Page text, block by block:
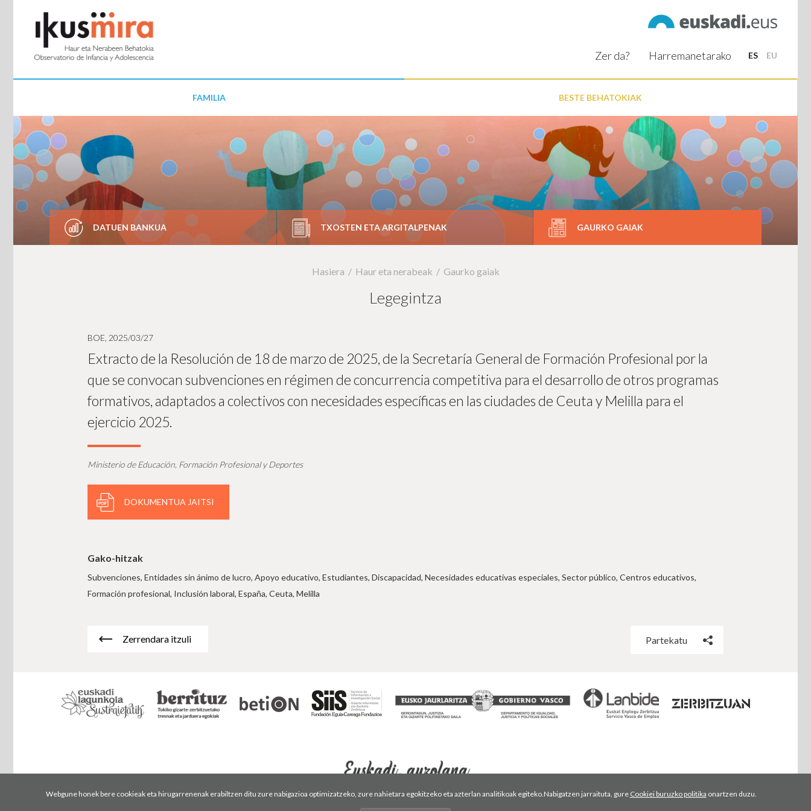
ES EU
FAMILIA BESTE BEHATOKIAK
Zer da? Harremanetarako
DATUEN BANKUA TXOSTEN ETA ARGITALPENAK GAURKO GAIAK
Hasiera Haur eta nerabeak Gaurko gaiak
Legegintza
BOE, 2025/03/27
Extracto de la Resolución de 18 de marzo de 2025, de la Secretaría General de Formación Profesional por la
que se convocan subvenciones en régimen de concurrencia competitiva para el desarrollo de otros programas
formativos, adaptados a colectivos con necesidades específicas en las ciudades de Ceuta y Melilla para el
ejercicio 2025.
Ministerio de Educación, Formación Profesional y Deportes
DOKUMENTUA JAITSI
Gako-hitzak
Subvenciones, Entidades sin ánimo de lucro, Apoyo educativo, Estudiantes, Discapacidad, Necesidades educativas especiales, Sector público, Centros educativos,
Formación profesional, Inclusión laboral, España, Ceuta, Melilla
Zerrendara itzuli Partekatu
Webgune honek bere cookieak eta hirugarrenenak erabiltzen ditu zure nabigazioa optimizatzeko, zure nahietara egokitzeko eta azterlan analitikoak egiteko.Nabigatzen jarraituta, gure Cookiei buruzko politika onartzen duzu.